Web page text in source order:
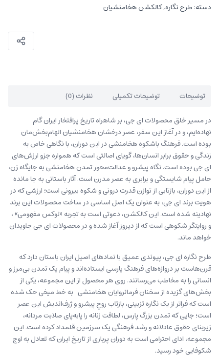
دسته: طرح نگاره,کالکشن هخامنشیان
توضیحات توضیحات تکمیلی نظرات (0)
در مسیر خلق محصولات ای جی، بر شاهراه تاریخ پرافتخار ایران گام
نهاده‌ایم، و در آغاز این سفر، عصر درخشان هخامنشیان الهام‌بخش‌مان
بوده است. فرهنگ باشکوه هخامنشی در این دوران، با نگاهی خاص به
زندگی و حقوق برابر انسان‌ها، گویای اصالتی است که همواره جزو ارزش‌های
ای جی بوده است. نگاه پیشرو و عدالت‌محور تمدن هخامنشی به جایگاه زن،
حامل پیام شایستگی و برابری به عصر مدرن است. آثار باستانی به جا مانده
از این دوران، بازتابی از توازن قدرت درونی و شکوه بیرونی است؛ ارزشی که در
هویت برند ای جی، به عنوان یک اصل اساسی در ساخت محصولات این برند
نهادینه شده است. این کالکشن، دعوتی است به تجربه «لوکس مفهومی» ،
و روایتگر شکوهی است که از دیروز آغاز شده و در محصولات ای جی جاویدان
خواهد ماند.
طرح نگاره ای جی، پیوندی عمیق با نمادهای اصیل ایران باستان دارد که
قرن‌هاست بر دروازه‌های فرهنگ پارسی ایستاده‌اند و پیام یک تمدن بی‌مرز و
انسانی را به مخاطب می‌رسانند. روی هر محصول از این مجموعه، یکی از
بخش‌های گزیده‌ از سخنان فرمانروایان هخامنشی به خط میخی حک شده
است که فراتر از یک نگاره تزيینی، بازتاب روحِ پیشرو و ژرف‌اندیش این عصر‌
است؛ جایی که تمدن بزرگ پارس، لطافت زنانه را پابه‌پای صلابت مردانه،
زیربنای حقوق عادلانه و رشد فرهنگی یک سرزمین قلمداد کرده است. این
مجموعه، ادای احترامی است به دوران پرباری از تاریخ ایران که تعادل به اوج
شکوفایی خود رسید.